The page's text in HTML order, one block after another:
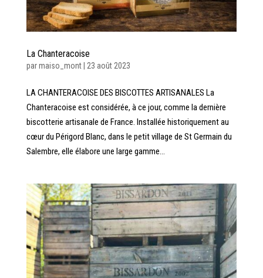
La Chanteracoise
parmaiso_mont| 23 août 2023
LA CHANTERACOISE DES BISCOTTES ARTISANALES La
Chanteracoise est considérée, à ce jour, comme la dernière
biscotterie artisanale de France. Installée historiquement au
cœur du Périgord Blanc, dans le petit village de St Germain du
Salembre, elle élabore une large gamme...